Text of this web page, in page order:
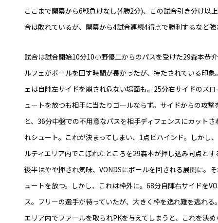
ここまで開幕から6戦負けなし(4勝2分)、この試合引き分け以
合は敗れているが、開幕から4試合連続4得点で勝利するなど
試合は試合開始10分10小野優二からのパスを受けた29森本恭
ルフェがボールを回す時間が長かったが、持たされている印
ェは自陣左サイドを崩され危ない場面も。25分右サイドのス
ュートを放つも相手に当たりゴールならず。サイドからの攻
と、36分中盤での不用意なパスを相手ディフェンスにカット
れシュート。これが決まってしまい、1点ビハインド。しか
ルティエリア内でこぼれたところを29森本が押し込み同点と
後半はやや押され気味、VONDSにボールを回される展開に。
ュートを放つ。しかし、これは枠外に。68分自陣右サイドを
ス。フリーの選手が待っていたが、大きく枠を逸れ難を逃れ
エリア内でファールを取られPKを与えてしまうと、これを決